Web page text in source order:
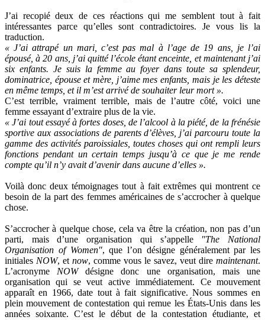
J’ai recopié deux de ces réactions qui me semblent tout à fait
intéressantes parce qu’elles sont contradictoires. Je vous lis la
traduction.
« J’ai attrapé un mari, c’est pas mal à l’age de 19 ans, je l’ai
épousé, à 20 ans, j’ai quitté l’école étant enceinte, et maintenant j’ai
six enfants. Je suis la femme au foyer dans toute sa splendeur,
dominatrice, épouse et mère, j’aime mes enfants, mais je les déteste
en même temps, et il m’est arrivé de souhaiter leur mort ».
C’est terrible, vraiment terrible, mais de l’autre côté, voici une
femme essayant d’extraire plus de la vie.
« J’ai tout essayé à fortes doses, de l’alcool à la piété, de la frénésie
sportive aux associations de parents d’élèves, j’ai parcouru toute la
gamme des activités paroissiales, toutes choses qui ont rempli leurs
fonctions pendant un certain temps jusqu’à ce que je me rende
compte qu’il n’y avait d’avenir dans aucune d’elles ».
Voilà donc deux témoignages tout à fait extrêmes qui montrent ce
besoin de la part des femmes américaines de s’accrocher à quelque
chose.
S’accrocher à quelque chose, cela va être la création, non pas d’un
parti, mais d’une organisation qui s’appelle
"The National
Organisation of Women", que l’on désigne généralement par les
initiales NOW, et now, comme vous le savez, veut dire maintenant.
L’acronyme NOW
désigne donc une organisation, mais une
organisation qui se veut active immédiatement. Ce mouvement
apparaît en 1966, date tout à fait significative. Nous sommes en
plein mouvement de contestation qui remue les États-Unis dans les
années soixante. C’est le début de la contestation étudiante, et